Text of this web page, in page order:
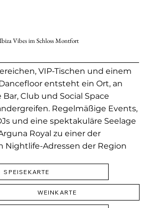
Vibes im Schloss Montfort
VIP-Tischen und einem
entsteht ein Ort, an
Club und Social Space
Regelmäßige Events,
und eine spektakuläre Seelage
Royal zu einer der
Nightlife-Adressen der Region
SPEISEKARTE
WEINKARTE